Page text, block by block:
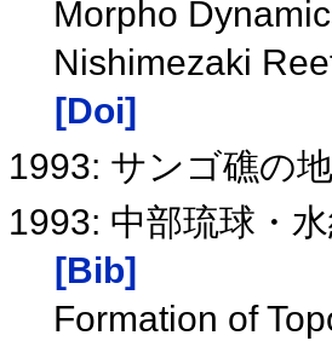
Morpho
Nishimezaki
[Doi]
1993: サンゴ礁の
1993: 中部琉球・
[Bib]
Formation of